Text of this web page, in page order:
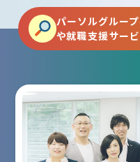
パーソルグルー
や就職支援サー